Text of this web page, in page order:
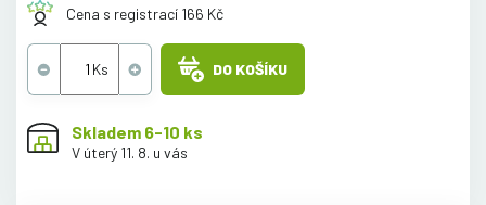
Cena s registrací 166 Kč
DO KOŠÍKU
Skladem 6-10 ks
V úterý 11. 8. u vás